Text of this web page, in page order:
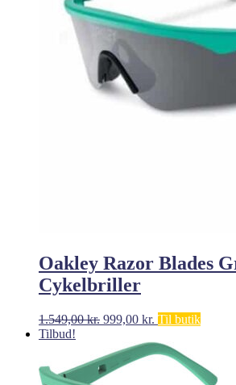
Oakley Razor Blades
Cykelbriller
1.549,00kr. Den
pris
var:
1.549,00 kr..
999,00 kr. Den
pris
999,00 kr..
Til butik
Tilbud!